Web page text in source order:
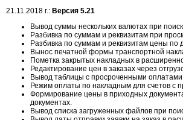
21.11.2018 г.: Версия 5.21
Вывод суммы нескольких валютах при
Разбивка по суммам и реквизитам при
Разбивка по суммам и реквизитам цены по
Вынос печатной формы транспортной
Пометка закрытых накладных в
Редактирование цен в заказах через
Вывод таблицы с просроченными оплатами
Режим оплаты по накладным для счетов с
Формирование цены в приходных
документах.
Вывод списка загруженных файлов при